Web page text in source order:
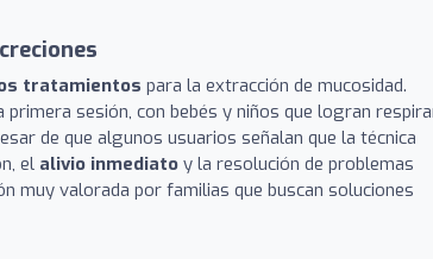
tratamientos para la extracción de mucosidad.
sesión, con bebés y niños que logran
de que algunos usuarios señalan que la técnica
el alivio inmediato y la resolución de problemas
muy valorada por familias que buscan soluciones